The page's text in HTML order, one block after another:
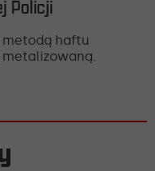
Policji
haftu